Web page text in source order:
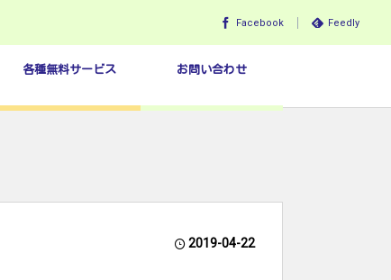
Facebook Feedly
各種無料サービス お問い合わせ
2019-04-22